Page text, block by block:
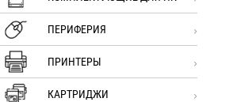
ПЕРИФЕРИЯ
ПРИНТЕРЫ
КАРТРИДЖИ